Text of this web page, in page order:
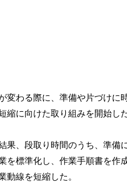
変わる際に、準備や片づけに
に向けた取り組みを開始した
果、段取り時間のうち、準備
を標準化し、作業手順書を作
動線を短縮した。